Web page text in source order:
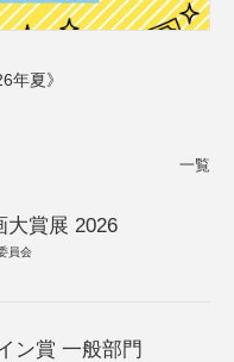
年夏》
一覧
大賞展 2026
員会
ン賞 一般部門